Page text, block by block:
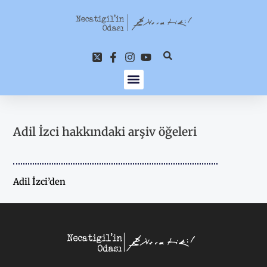
Adil İzci hakkındaki arşiv öğeleri
Adil İzci’den